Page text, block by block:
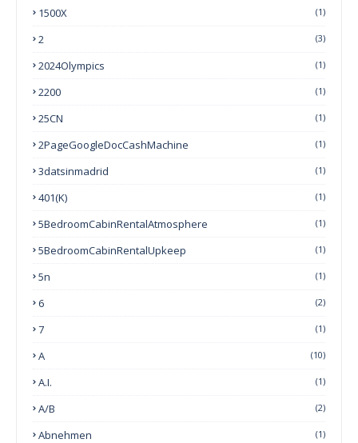
1500X (1)
2 (3)
2024Olympics (1)
2200 (1)
25CN (1)
2PageGoogleDocCashMachine (1)
3datsinmadrid (1)
401(k) (1)
5BedroomCabinRentalAtmosphere (1)
5BedroomCabinRentalUpkeep (1)
5n (1)
6 (2)
7 (1)
A (10)
A.I. (1)
A/B (2)
Abnehmen (1)